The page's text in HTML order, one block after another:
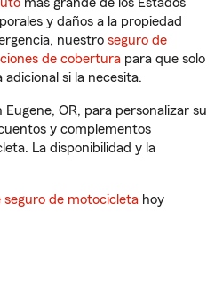
y daños a la propiedad
nuestro seguro de
de cobertura para que solo
si la necesita.
OR, para personalizar su
y complementos
La disponibilidad y la
seguro de motocicleta hoy